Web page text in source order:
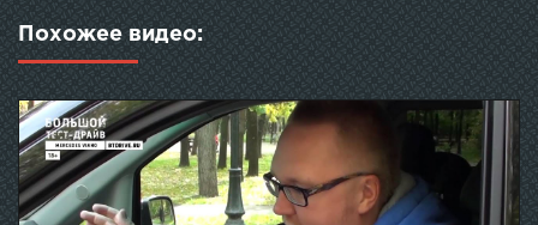
Похожее видео: